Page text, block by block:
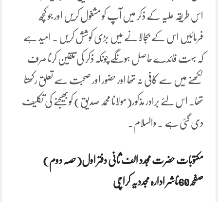
اس طریقہ علیہ کے ذکر میں آپ کو مشغول کریں اور جو کچھ
فرمائیں اس کے بجالانے میں بڑی کوشش کریں ۔ امید ہے
کہ بہت فائدے حاصل ہونگے چونکہ ذکر کی تلقین کرنا صرف
لکھنے میں سے کافی نہ تھا اور حضور اور صحبت سے تعلق رکھتا
تھا۔ اس لئے برادر مذکور(مولانا محمد صدیق) کوبھیجنے کی تکلیف
دی گئی ہے ۔ والسلام۔
مکتوبات حضرت مجدد الف ثانی دفتر اول(حصہ دوم)
صفحہ60ناشر ادارہ مجددیہ کراچی